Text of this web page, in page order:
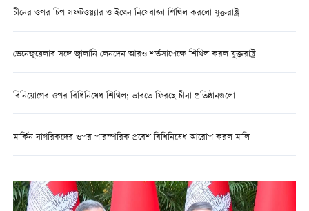
চীনের ওপর চিপ সফটওয়্যার ও ইথেন নিষেধাজ্ঞা শিথিল করলো যুক্তরাষ্ট্র
ভেনেজুয়েলার সঙ্গে জ্বালানি লেনদেন আরও শর্তসাপেক্ষে শিথিল করল যুক্তরাষ্ট্র
বিনিয়োগের ওপর বিধিনিষেধ শিথিল; ভারতে ফিরছে চীনা প্রতিষ্ঠানগুলো
মার্কিন নাগরিকদের ওপর পারস্পরিক প্রবেশ বিধিনিষেধ আরোপ করল মালি